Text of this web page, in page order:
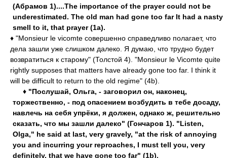
(Абрамов 1)....The importance of the prayer could not be
underestimated. The old man had gone too far It had a nasty
smell to it, that prayer (1a).
♦ "Monsieur le vicomte совершенно справедливо полагает, что
дела зашли уже слишком далеко. Я думаю, что трудно будет
возвратиться к старому" (Толстой 4). "Monsieur le Vicomte quite
rightly supposes that matters have already gone too far. I think it
will be difficult to return to the old regime" (4b).
♦ "Послушай, Ольга, - заговорил он, наконец,
торжественно, - под опасением возбудить в тебе досаду,
навлечь на себя упрёки, я должен, однако ж, решительно
сказать, что мы зашли далеко" (Гончаров 1). "Listen,
Olga," he said at last, very gravely, "at the risk of annoying
you and incurring your reproaches, I must tell you, very
definitely, that we have gone too far" (1b).